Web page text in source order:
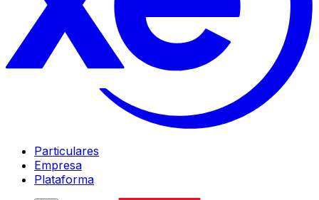
Particulares
Empresa
Plataforma